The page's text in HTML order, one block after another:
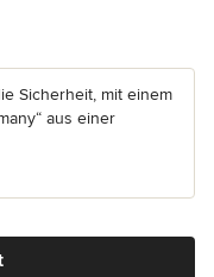
Sicherheit, mit einem
aus einer